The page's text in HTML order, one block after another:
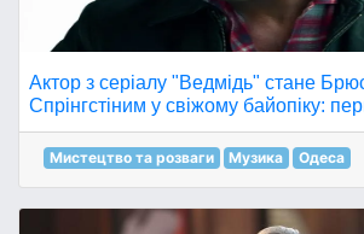
Актор з серіалу "Ведмідь" стане
Спрінгстіним у свіжому байопіку:
Мистецтво та розваги Музика Одеса